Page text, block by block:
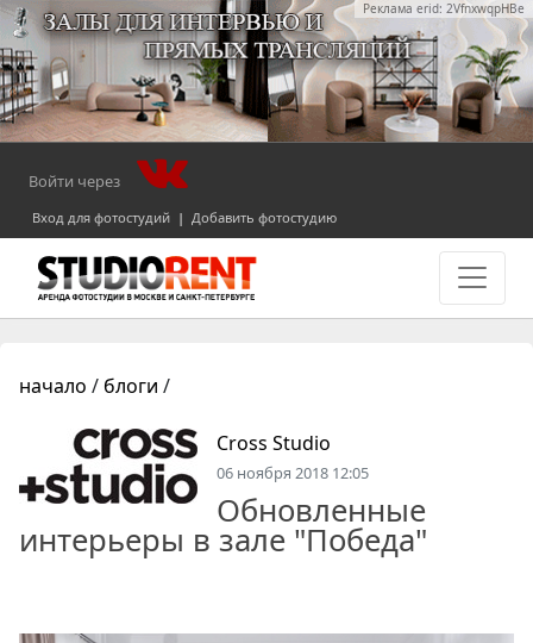
Реклама erid: 2VfnxwqpHBe
Войти через
Вход для фотостудий | Добавить фотостудию
начало / блоги /
Cross Studio
06 ноября 2018 12:05
Обновленные
интерьеры в зале "Победа"